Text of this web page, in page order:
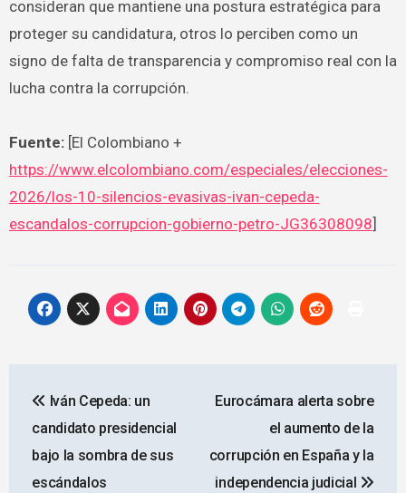
consideran que mantiene una postura estratégica para
proteger su candidatura, otros lo perciben como un
signo de falta de transparencia y compromiso real con la
lucha contra la corrupción.
Fuente:[El Colombiano +
https://www.elcolombiano.com/especiales/elecciones-
2026/los-10-silencios-evasivas-ivan-cepeda-
escandalos-corrupcion-gobierno-petro-JG36308098]
de
entradas
Iván Cepeda: un
candidato presidencial
bajo la sombra de sus
escándalos
Eurocámara alerta sobre
el aumento de la
corrupción en España y la
independencia judicial